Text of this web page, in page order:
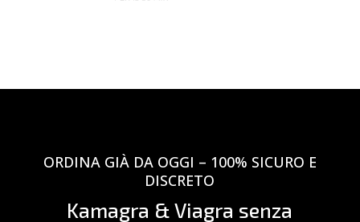
ORDINA GIÀ DA OGGI – 100% SICURO E
DISCRETO
Kamagra & Viagra senza